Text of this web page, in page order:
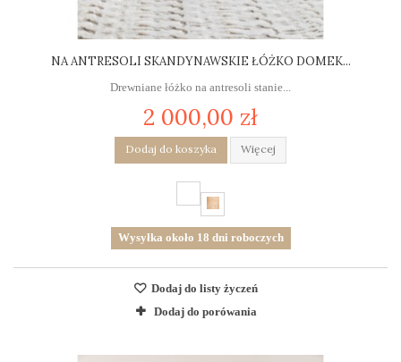
NA ANTRESOLI SKANDYNAWSKIE ŁÓŻKO DOMEK...
Drewniane łóżko na antresoli stanie...
2 000,00 zł
Dodaj do koszyka Więcej
Wysyłka około 18 dni roboczych
Dodaj do listy życzeń
Dodaj do porówania